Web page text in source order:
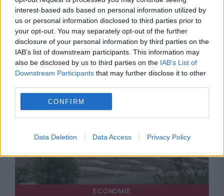
interest-based ads based on personal information utilized by
us or personal information disclosed to third parties prior to
your opt-out. You may separately opt-out of the further
disclosure of your personal information by third parties on the
IAB’s list of downstream participants. This information may
also be disclosed by us to third parties on the IAB’s List of
Downstream Participants that may further disclose it to other
CONFIRM
Data Deletion Data Access Privacy Policy
Recomandările noastre
ECONOMIE